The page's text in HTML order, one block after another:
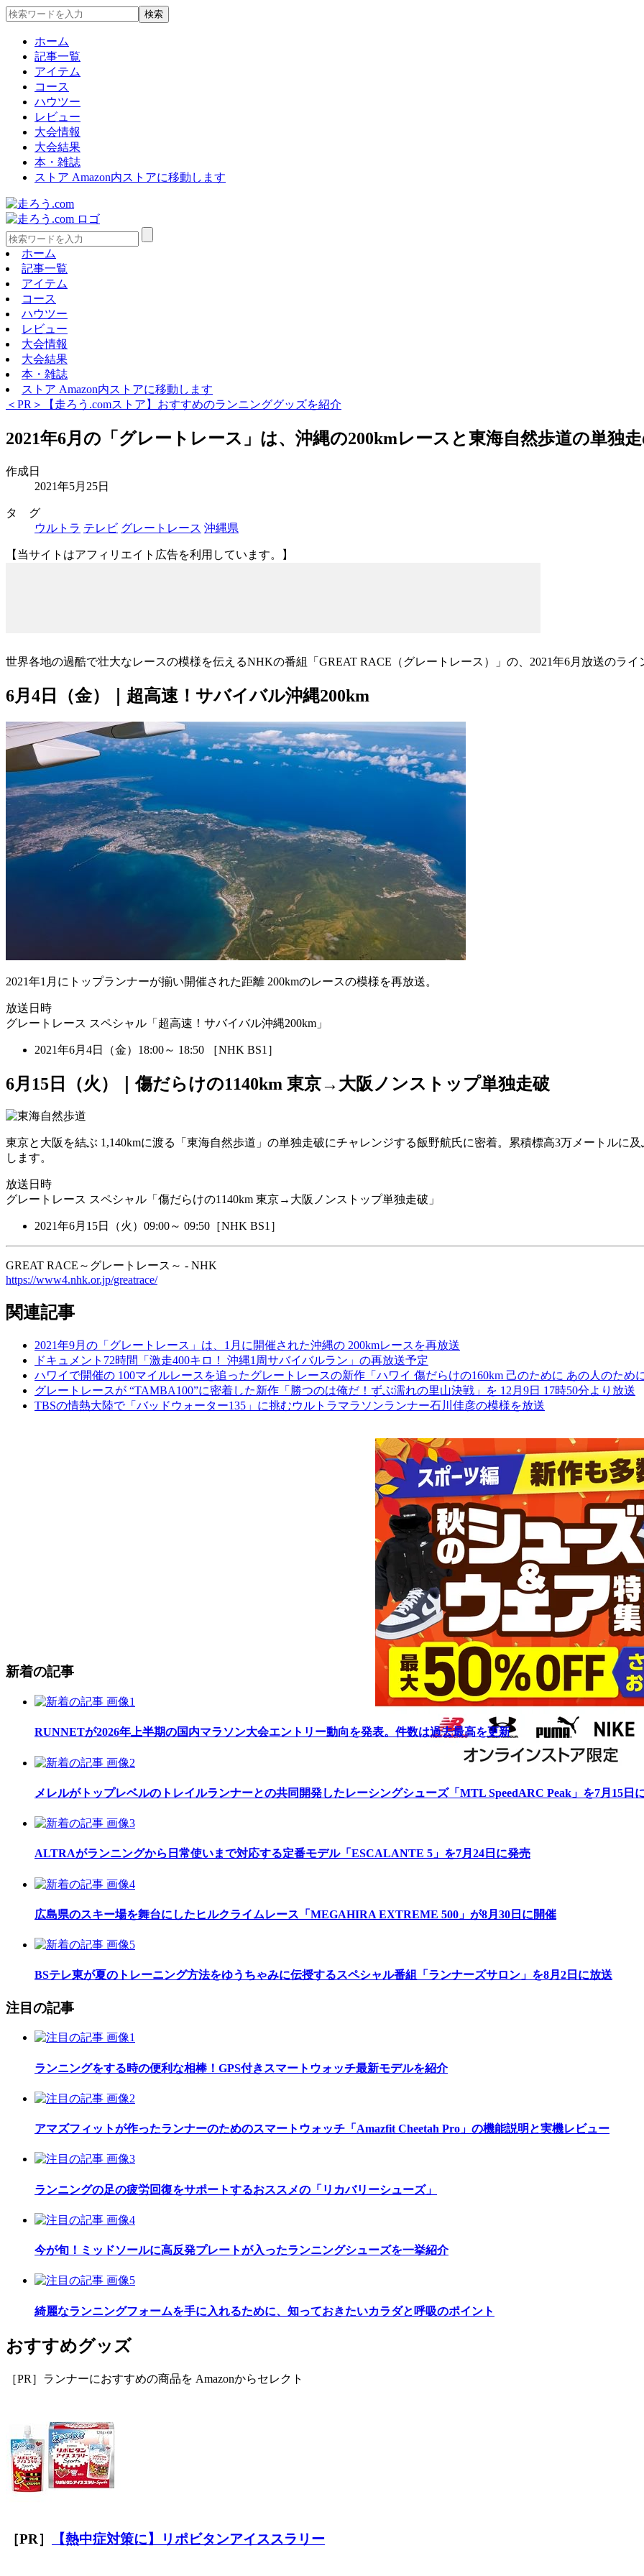
ホーム
記事一覧
アイテム
コース
ハウツー
レビュー
大会情報
大会結果
本・雑誌
ストア Amazon内ストアに移動します
ホーム
記事一覧
アイテム
コース
ハウツー
レビュー
大会情報
大会結果
本・雑誌
ストア Amazon内ストアに移動します
＜PR＞【走ろう.comストア】おすすめのランニンググッズを紹介
2021年6月の「グレートレース」は、沖縄の200kmレースと東海自然歩道の単独
作成日
2021年5月25日
タ グ
ウルトラ テレビ グレートレース 沖縄県
【当サイトはアフィリエイト広告を利用しています。】
世界各地の過酷で壮大なレースの模様を伝えるNHKの番組「GREAT RACE（グレートレース）」の、2021年6月放送のライ
6月4日（金）｜超高速！サバイバル沖縄200km
2021年1月にトップランナーが揃い開催された距離 200kmのレースの模様を再放送。
放送日時
グレートレース スペシャル「超高速！サバイバル沖縄200km」
2021年6月4日（金）18:00～ 18:50 ［NHK BS1］
6月15日（火）｜傷だらけの1140km 東京→大阪ノンストップ単独走破
東京と大阪を結ぶ 1,140kmに渡る「東海自然歩道」の単独走破にチャレンジする飯野航氏に密着。累積標高3万メートルに
します。
放送日時
グレートレース スペシャル「傷だらけの1140km 東京→大阪ノンストップ単独走破」
2021年6月15日（火）09:00～ 09:50［NHK BS1］
GREAT RACE～グレートレース～ - NHK
https://www4.nhk.or.jp/greatrace/
関連記事
2021年9月の「グレートレース」は、1月に開催された沖縄の 200kmレースを再放送
ドキュメント72時間「激走400キロ！ 沖縄1周サバイバルラン」の再放送予定
ハワイで開催の 100マイルレースを追ったグレートレースの新作「ハワイ 傷だらけの160km 己のために あの人のため
グレートレースが “TAMBA100”に密着した新作「勝つのは俺だ！ずぶ濡れの里山決戦」を 12月9日 17時50分より放送
TBSの情熱大陸で「バッドウォーター135」に挑むウルトラマラソンランナー石川佳彦の模様を放送
新着の記事
RUNNETが2026年上半期の国内マラソン大会エントリー動向を発表。件数は過去最高を更新
メレルがトップレベルのトレイルランナーとの共同開発したレーシングシューズ「MTL SpeedARC Peak」を7月15日
ALTRAがランニングから日常使いまで対応する定番モデル「ESCALANTE 5」を7月24日に発売
広島県のスキー場を舞台にしたヒルクライムレース「MEGAHIRA EXTREME 500」が8月30日に開催
BSテレ東が夏のトレーニング方法をゆうちゃみに伝授するスペシャル番組「ランナーズサロン」を8月2日に放送
注目の記事
ランニングをする時の便利な相棒！GPS付きスマートウォッチ最新モデルを紹介
アマズフィットが作ったランナーのためのスマートウォッチ「Amazfit Cheetah Pro」の機能説明と実機レビュー
ランニングの足の疲労回復をサポートするおススメの「リカバリーシューズ」
今が旬！ミッドソールに高反発プレートが入ったランニングシューズを一挙紹介
綺麗なランニングフォームを手に入れるために、知っておきたいカラダと呼吸のポイント
おすすめグッズ
［PR］ランナーにおすすめの商品を Amazonからセレクト
［PR］ 【熱中症対策に】リポビタンアイススラリー